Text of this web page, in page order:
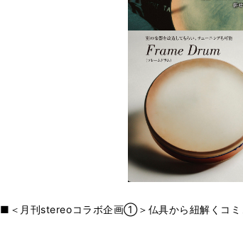
■＜月刊stereoコラボ企画①＞仏具から紐解くコミ